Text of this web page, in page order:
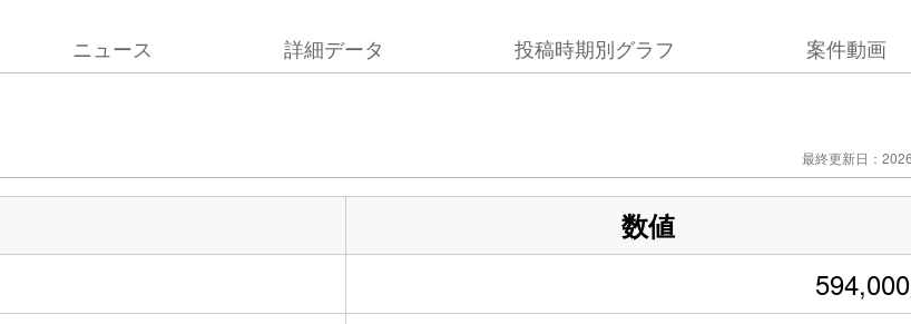
ニュース 詳細データ 投稿時期別グラフ 案件動画
最終更新日：
数値